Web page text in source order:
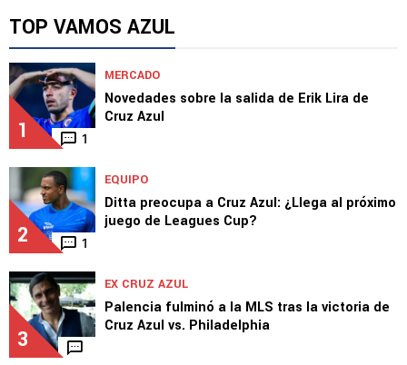
Buenas noticias para Cruz Azul sobre Willer
Ditta
TOP VAMOS AZUL
1 1
Novedades sobre la salida de Erik Lira de
Cruz Azul
2 1
Ditta preocupa a Cruz Azul: ¿Llega al próximo
juego de Leagues Cup?